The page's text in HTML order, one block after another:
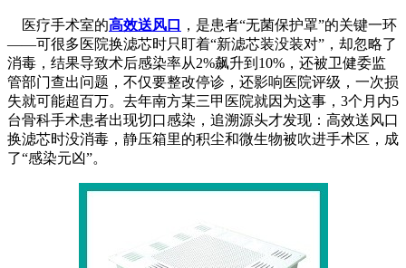
医疗手术室的高效送风口
，是患者“无菌保护罩”的关键一环
——可很多医院换滤芯时只盯着“新滤芯装没装对”，却忽略了
消毒，结果导致术后感染率从2%飙升到10%，还被卫健委监
管部门查出问题，不仅要整改停诊，还影响医院评级，一次损
失就可能超百万。去年南方某三甲医院就因为这事，3个月内5
台骨科手术患者出现切口感染，追溯源头才发现：高效送风口
换滤芯时没消毒，静压箱里的积尘和微生物被吹进手术区，成
了“感染元凶”。